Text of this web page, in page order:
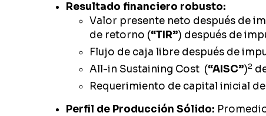
Resultado financiero robusto:
Valor presente neto después de
de retorno (“TIR”) después de
Flujo de caja libre después de
All-in Sustaining Cost (“AISC”)2
Requerimiento de capital inicial
Perfil de Producción Sólido: